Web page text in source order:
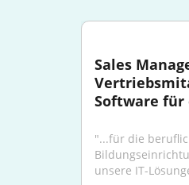
Sales
Software für
"...für die
unsere IT-